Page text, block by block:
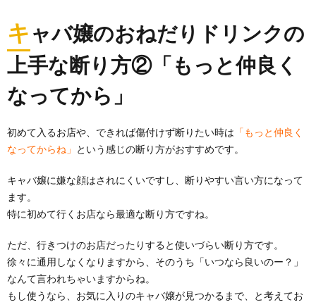
キ ャバ嬢のおねだりドリンクの
上手な断り方②「もっと仲良く
なってから」
初めて入るお店や、できれば傷付けず断りたい時は 「もっと仲良く
なってからね」 という感じの断り方がおすすめです。
キャバ嬢に嫌な顔はされにくいですし、断りやすい言い方になって
ます。
特に初めて行くお店なら最適な断り方ですね。
ただ、行きつけのお店だったりすると使いづらい断り方です。
徐々に通用しなくなりますから、そのうち「いつなら良いのー？」
なんて言われちゃいますからね。
もし使うなら、お気に入りのキャバ嬢が見つかるまで、と考えてお